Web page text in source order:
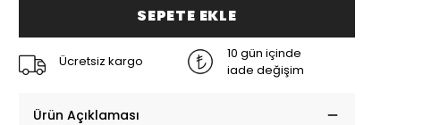
SEPETE EKLE
Ücretsiz kargo
10 gün içinde
iade değişim
Ürün Açıklaması